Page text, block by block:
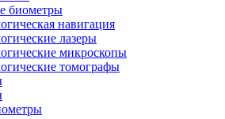
биометры
навигация
лазеры
микроскопы
томографы